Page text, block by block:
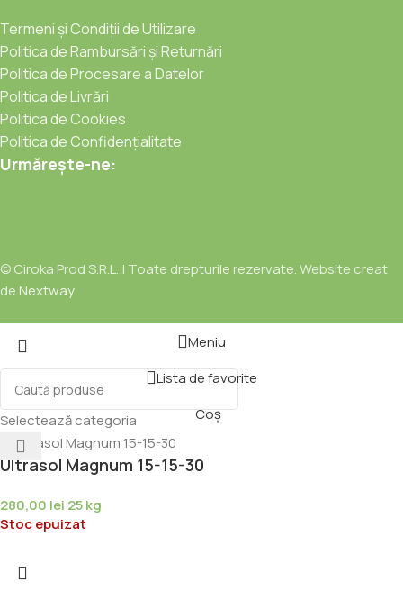
Termeni și Condiții de Utilizare
Politica de Rambursări și Returnări
Politica de Procesare a Datelor
Politica de Livrări
Politica de Cookies
Politica de Confidențialitate
Urmărește-ne:
© Ciroka Prod S.R.L. | Toate drepturile rezervate. Website creat
de Nextway
Selectează categoria
Meniu
Lista de favorite
Coș
Ultrasol Magnum 15-15-30
280,00 lei 25 kg
Stoc epuizat